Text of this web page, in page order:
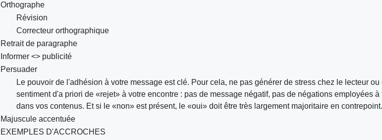
Orthographe
Révision
Correcteur orthographique
Retrait de paragraphe
Informer <> publicité
Persuader
Le pouvoir de l'adhésion à votre message est clé. Pour cela, ne pas générer de stress chez le lecteur ou
sentiment d'a priori de «rejet» à votre encontre : pas de message négatif, pas de négations employées à
dans vos contenus. Et si le «non» est présent, le «oui» doit être très largement majoritaire en contrepoint.
Majuscule accentuée
EXEMPLES D'ACCROCHES